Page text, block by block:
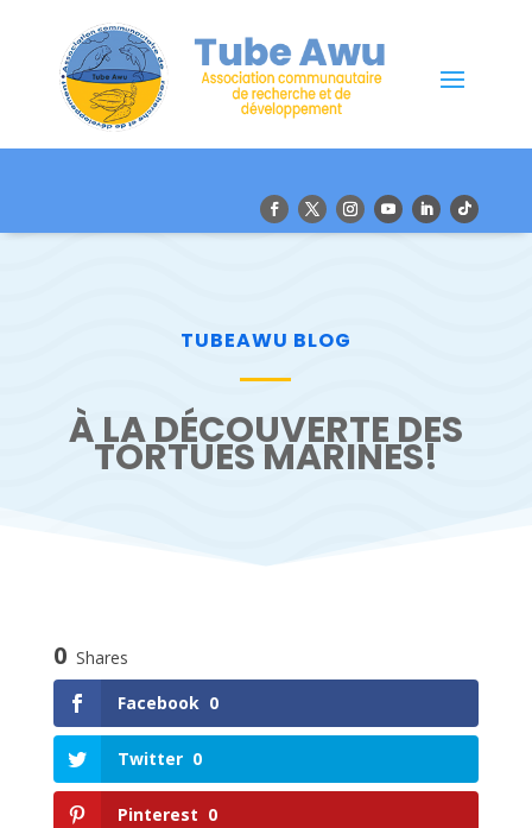
TUBEAWU BLOG
À LA DÉCOUVERTE DES
TORTUES MARINES!
0 Shares
Facebook 0
Twitter 0
Pinterest 0